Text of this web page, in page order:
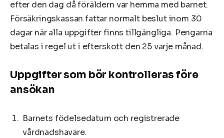
efter den dag då föräldern var hemma med barnet.
Försäkringskassan fattar normalt beslut inom 30
dagar när alla uppgifter finns tillgängliga. Pengarna
betalas i regel ut i efterskott den 25 varje månad.
Uppgifter som bör kontrolleras före
ansökan
Barnets födelsedatum och registrerade
vårdnadshavare.